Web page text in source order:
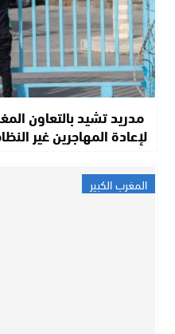
مدريد تشيد بالتعاون
لإعادة المهاجرين غير
المغرب الكبير